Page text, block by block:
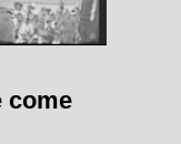
come